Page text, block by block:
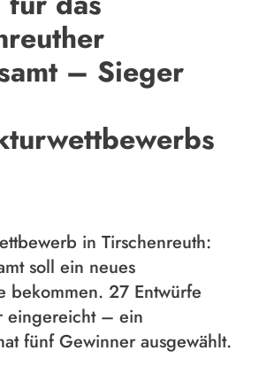
– Sieger
in Tirschenreuth:
soll ein neues
bekommen. 27 Entwürfe
eingereicht – ein
fünf Gewinner ausgewählt.